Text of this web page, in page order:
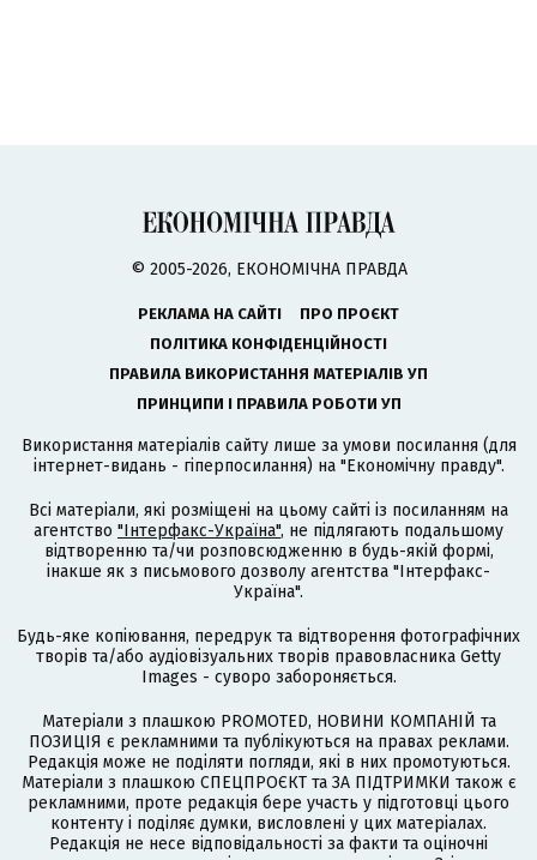
© 2005-2026, ЕКОНОМІЧНА ПРАВДА
РЕКЛАМА НА САЙТІ
ПРО ПРОЄКТ
ПОЛІТИКА КОНФІДЕНЦІЙНОСТІ
ПРАВИЛА ВИКОРИСТАННЯ МАТЕРІАЛІВ УП
ПРИНЦИПИ І ПРАВИЛА РОБОТИ УП
Використання матеріалів сайту лише за умови посилання (для
інтернет-видань - гіперпосилання) на "Економічну правду".
Всі матеріали, які розміщені на цьому сайті із посиланням на
агентство "Інтерфакс-Україна", не підлягають подальшому
відтворенню та/чи розповсюдженню в будь-якій формі,
інакше як з письмового дозволу агентства "Інтерфакс-
Україна".
Будь-яке копіювання, передрук та відтворення фотографічних
творів та/або аудіовізуальних творів правовласника Getty
Images - суворо забороняється.
Матеріали з плашкою PROMOTED, НОВИНИ КОМПАНІЙ та
ПОЗИЦІЯ є рекламними та публікуються на правах реклами.
Редакція може не поділяти погляди, які в них промотуються.
Матеріали з плашкою СПЕЦПРОЄКТ та ЗА ПІДТРИМКИ також є
рекламними, проте редакція бере участь у підготовці цього
контенту і поділяє думки, висловлені у цих матеріалах.
Редакція не несе відповідальності за факти та оціночні